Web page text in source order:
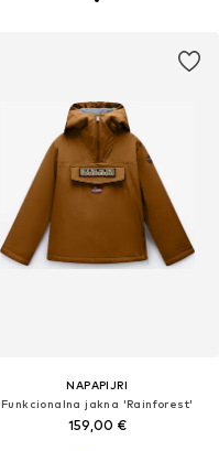
NAPAPIJRI
Funkcionalna jakna 'Rainforest'
159,00 €